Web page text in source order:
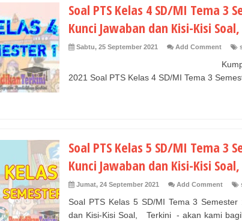
Soal PTS Kelas 4 SD/MI Tema 3
Kunci Jawaban dan Kisi-Kisi
Sabtu, 25 September 2021 Add Comment
Kumpulan
2021 Soal PTS Kelas 4 SD/MI Tema 3
Soal PTS Kelas 5 SD/MI Tema 3
Kunci Jawaban dan Kisi-Kisi
Jumat, 24 September 2021 Add Comment
Soal PTS Kelas 5 SD/MI Tema 3
dan Kisi-Kisi Soal, Terkini - akan kami